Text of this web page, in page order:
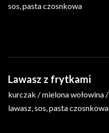
sos, pasta czosnkowa
Lawasz z frytkami
kurczak / mielona wołowina
lawasz, sos, pasta czosnkowa